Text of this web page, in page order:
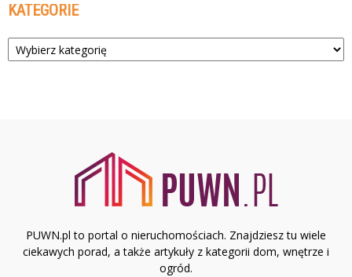
KATEGORIE
Kategorie
PUWN.pl to portal o nieruchomościach. Znajdziesz tu wiele
ciekawych porad, a także artykuły z kategorii dom, wnętrze i
ogród.